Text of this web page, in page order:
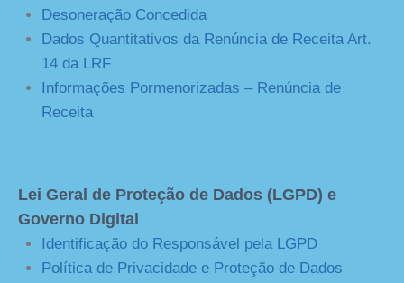
Desoneração Concedida
Dados Quantitativos da Renúncia de Receita Art.
14 da LRF
Informações Pormenorizadas – Renúncia de
Receita
Lei Geral de Proteção de Dados (LGPD) e
Governo Digital
Identificação do Responsável pela LGPD
Política de Privacidade e Proteção de Dados